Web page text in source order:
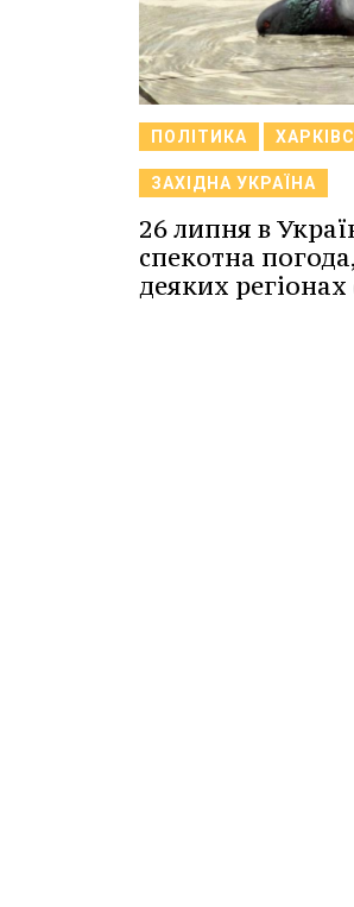
ПОЛІТИКА
ЗАХІДНА УКРАЇНА
26 липня в
спекотна
деяких